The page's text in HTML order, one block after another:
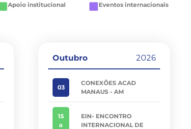
Apoio institucional Eventos internacionais
Outubro 2026
03
CONEXÕES ACAD
MANAUS - AM
15
a
EIN- ENCONTRO
INTERNACIONAL DE